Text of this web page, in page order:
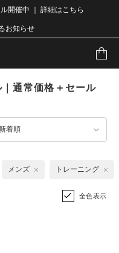
開催中 ｜ 詳細はこちら
お知らせ
通常価格＋セール
着順
メンズ トレーニング
全色表示